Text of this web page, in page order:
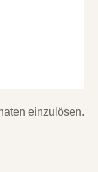
einzulösen.